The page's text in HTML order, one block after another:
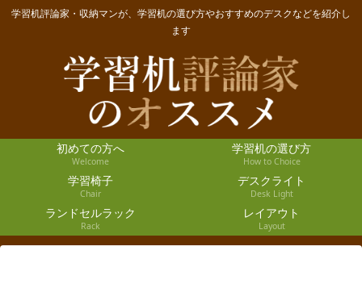
学習机評論家・収納マンが、学習机の選び方やおすすめのデスクなどを紹介し
ます
初めての方へ
Welcome
学習机の選び方
How to Choice
学習椅子
Chair
デスクライト
Desk Light
ランドセルラック
Rack
レイアウト
Layout